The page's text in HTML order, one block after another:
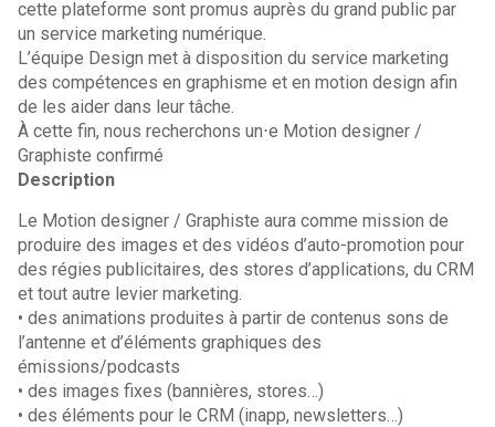
cette plateforme sont promus auprès du grand public par
un service marketing numérique.
L’équipe Design met à disposition du service marketing
des compétences en graphisme et en motion design afin
de les aider dans leur tâche.
À cette fin, nous recherchons un⋅e Motion designer /
Graphiste confirmé
Description
Le Motion designer / Graphiste aura comme mission de
produire des images et des vidéos d’auto-promotion pour
des régies publicitaires, des stores d’applications, du CRM
et tout autre levier marketing.
• des animations produites à partir de contenus sons de
l’antenne et d’éléments graphiques des
émissions/podcasts
• des images fixes (bannières, stores…)
• des éléments pour le CRM (inapp, newsletters…)